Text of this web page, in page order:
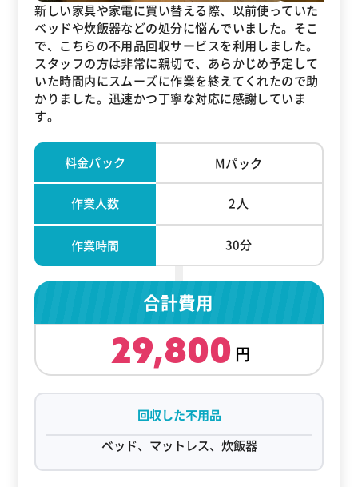
新しい家具や家電に買い替える際、以前使っていた
ベッドや炊飯器などの処分に悩んでいました。そこ
で、こちらの不用品回収サービスを利用しました。
スタッフの方は非常に親切で、あらかじめ予定して
いた時間内にスムーズに作業を終えてくれたので助
かりました。迅速かつ丁寧な対応に感謝していま
す。
料金パック Mパック
作業人数 2人
作業時間 30分
合計費用
29,800
回収した不用品
ベッド、マットレス、炊飯器